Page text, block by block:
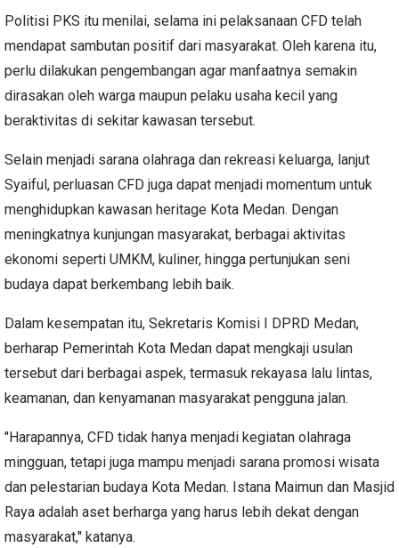
Politisi PKS itu menilai, selama ini pelaksanaan CFD telah
mendapat sambutan positif dari masyarakat. Oleh karena itu,
perlu dilakukan pengembangan agar manfaatnya semakin
dirasakan oleh warga maupun pelaku usaha kecil yang
beraktivitas di sekitar kawasan tersebut.
Selain menjadi sarana olahraga dan rekreasi keluarga, lanjut
Syaiful, perluasan CFD juga dapat menjadi momentum untuk
menghidupkan kawasan heritage Kota Medan. Dengan
meningkatnya kunjungan masyarakat, berbagai aktivitas
ekonomi seperti UMKM, kuliner, hingga pertunjukan seni
budaya dapat berkembang lebih baik.
Dalam kesempatan itu, Sekretaris Komisi I DPRD Medan,
berharap Pemerintah Kota Medan dapat mengkaji usulan
tersebut dari berbagai aspek, termasuk rekayasa lalu lintas,
keamanan, dan kenyamanan masyarakat pengguna jalan.
"Harapannya, CFD tidak hanya menjadi kegiatan olahraga
mingguan, tetapi juga mampu menjadi sarana promosi wisata
dan pelestarian budaya Kota Medan. Istana Maimun dan Masjid
Raya adalah aset berharga yang harus lebih dekat dengan
masyarakat," katanya.